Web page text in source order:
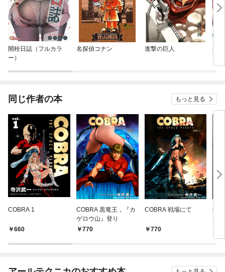
開栓日誌（フルカラ
ー）
名探偵コナン 進撃の巨人 北
同じ作者の本 もっと見る
COBRA 1
660
COBRA 黒竜王，『カ
ゲロウ山』登り
770
COBRA 戦場にて
770